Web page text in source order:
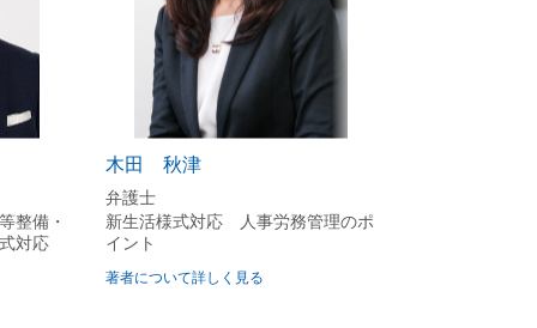
整備・
式対応
木田 秋津
弁護士
新生活様式対応 人事労務管理のポ
イント
著者について詳しく見る